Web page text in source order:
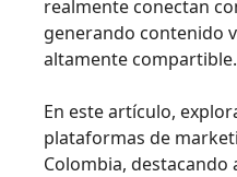
realmente conectan
generando contenido
altamente compartible.
En este artículo,
plataformas de
Colombia, destacando